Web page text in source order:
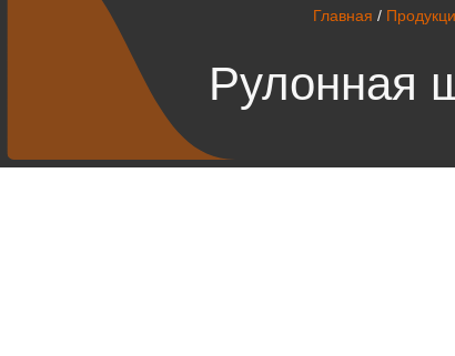
Главная /
Рулонная